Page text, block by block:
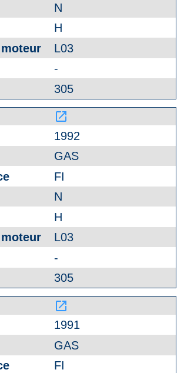
N
H
L03
-
305
launch
1992
GAS
FI
N
H
L03
-
305
launch
1991
GAS
FI